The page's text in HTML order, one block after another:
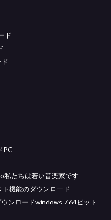
ド
PC
私たちは若い音楽家です
機能のダウンロード
ンロードwindows 7 64ビット